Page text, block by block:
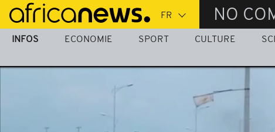
Passer
au
contenu
NO
INFOS ECONOMIE SPORT CULTURE